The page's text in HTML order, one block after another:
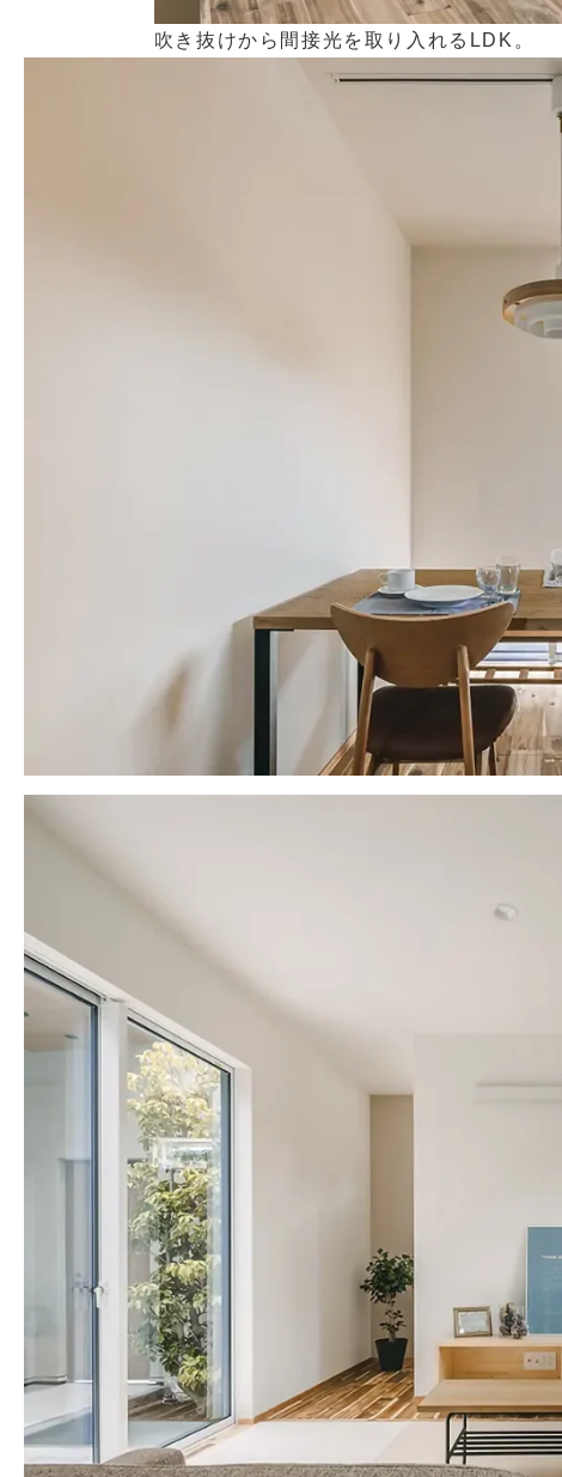
吹き抜けから間接光を取り入れるLDK。